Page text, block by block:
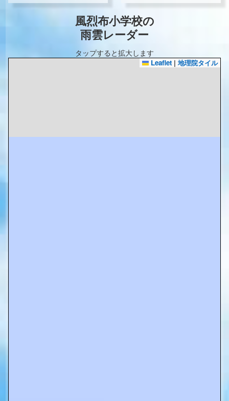
風烈布小学校の
雨雲レーダー
タップすると拡大します
Leaflet | 地理院タイル